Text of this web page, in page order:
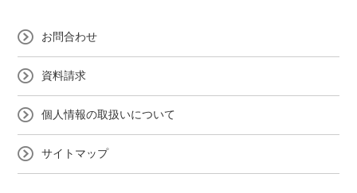
お問合わせ
資料請求
個人情報の取扱いについて
サイトマップ